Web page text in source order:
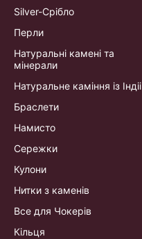
Silver-Срібло
Перли
Натуральні камені та
мінерали
Натуральне каміння із Індіі
Браслети
Намисто
Сережки
Кулони
Нитки з каменів
Все для Чокерів
Кільця